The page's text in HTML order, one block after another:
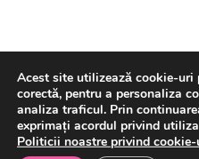
Interviu Ömer Tetik,
Transilvania: Capitalul
Acest site utilizează cookie-uri
corectă, pentru a personaliza
analiza traficul. Prin
exprimați acordul privind
Politicii noastre privind